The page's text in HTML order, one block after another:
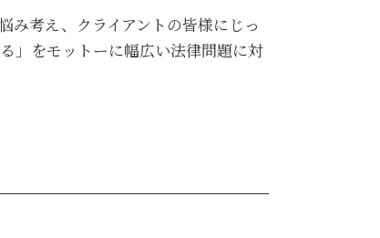
み考え、クライアントの皆様にじっ
」をモットーに幅広い法律問題に対